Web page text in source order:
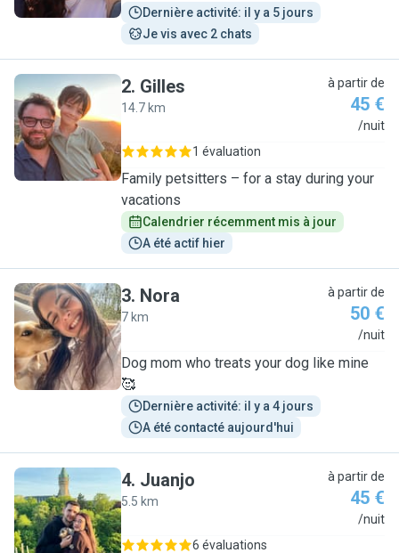
Dernière activité: il y a 5 jours
Je vis avec 2 chats
G
2. Gilles
14.7 km
à partir de
45 €
/nuit
1 évaluation
Family petsitters – for a stay during your
vacations
Calendrier récemment mis à jour
A été actif hier
N
3. Nora
7 km
à partir de
50 €
/nuit
Dog mom who treats your dog like mine
🥰
Dernière activité: il y a 4 jours
A été contacté aujourd'hui
J
4. Juanjo
5.5 km
à partir de
45 €
/nuit
6 évaluations